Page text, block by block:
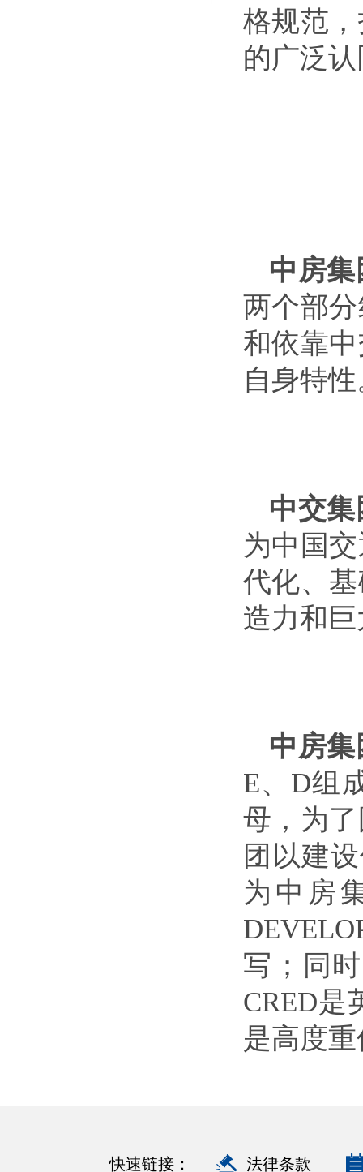
格规范
的广泛
中房
两个部
和依靠
自身特
中交
为中国
代化、
造力和
中房
E、D组
母，为
团以建
为中房
写；同
CRED是
是高度
快速链接： 法律条款